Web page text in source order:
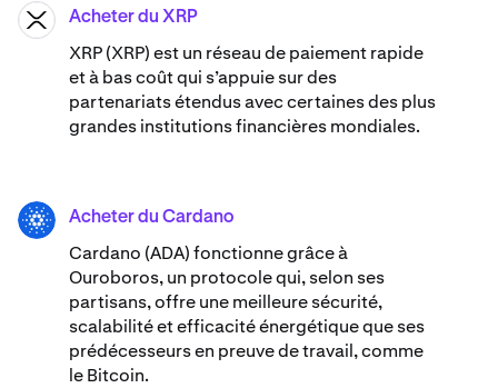
XRP Acheter du XRP
XRP (XRP) est un réseau de paiement rapide
et à bas coût qui s’appuie sur des
partenariats étendus avec certaines des plus
grandes institutions financières mondiales.
ADA Acheter du Cardano
Cardano (ADA) ​​fonctionne grâce à
Ouroboros, un protocole qui, selon ses
partisans, offre une meilleure sécurité,
scalabilité et efficacité énergétique que ses
prédécesseurs en preuve de travail, comme
le Bitcoin.